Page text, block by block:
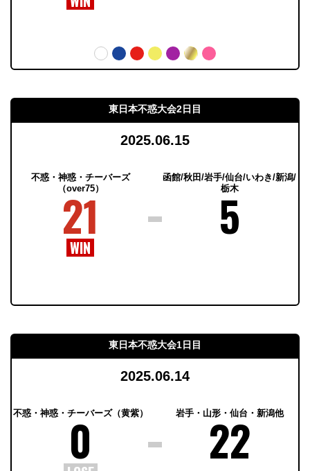
東日本不惑大会2日目
2025.06.15
不惑・神惑・チーバーズ
（over75）
21
函館/秋田/岩手/仙台/いわき/新潟/
栃木
5
東日本不惑大会1日目
2025.06.14
不惑・神惑・チーバーズ（黄紫）
0 岩手・山形・仙台・新潟他
22